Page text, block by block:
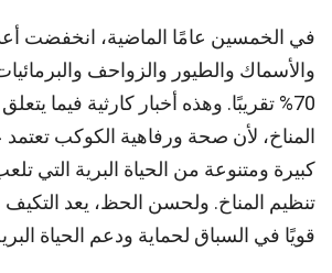
في الخمسين عامًا الماضية، انخفضت
والأسماك والطيور والزواحف
70% تقريبًا. وهذه أخبار كارثية فيما
المناخ، لأن صحة ورفاهية الكوكب
كبيرة ومتنوعة من الحياة البرية التي
تنظيم المناخ. ولحسن الحظ، يعد التكيف
قويًا في السباق لحماية ودعم الحياة